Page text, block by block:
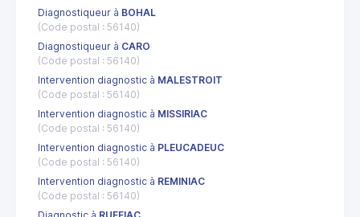
Diagnostiqueur à BOHAL
(Code postal : 56140)
Diagnostiqueur à CARO
(Code postal : 56140)
Intervention diagnostic à MALESTROIT
(Code postal : 56140)
Intervention diagnostic à MISSIRIAC
(Code postal : 56140)
Intervention diagnostic à PLEUCADEUC
(Code postal : 56140)
Intervention diagnostic à REMINIAC
(Code postal : 56140)